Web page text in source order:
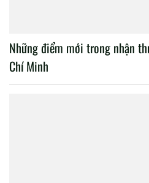
Những điểm mới trong nhận
Chí Minh